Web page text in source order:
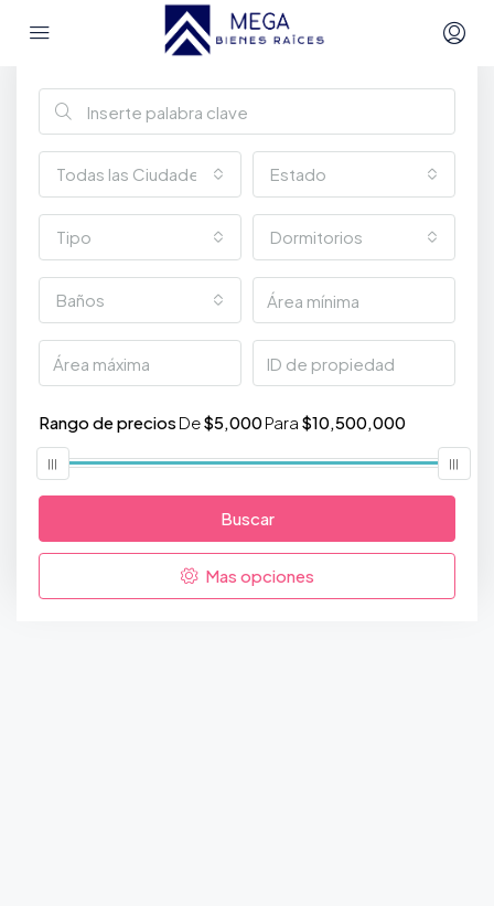
Búsqueda Avanzada
Todas las Ciudades Estado
Tipo Dormitorios
Baños
Rango de precios De$5,000Para $10,500,000
Buscar
Mas opciones